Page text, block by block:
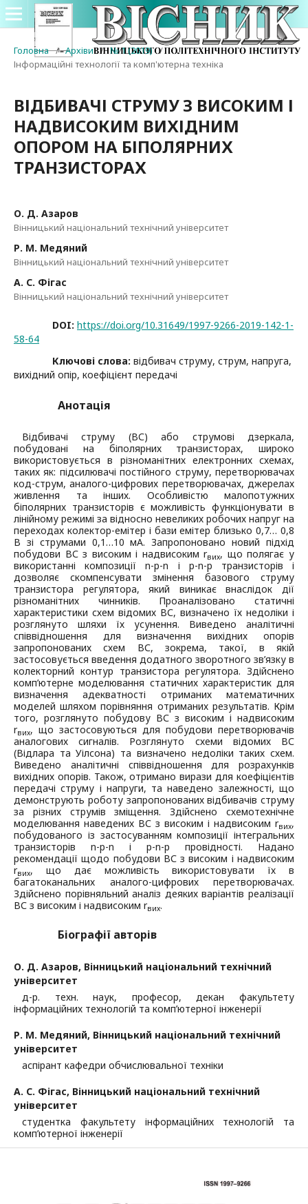
Головна / Архіви / № 1 (2019) /
Інформаційні технології та комп'ютерна техніка
ВІДБИВАЧІ СТРУМУ З ВИСОКИМ І
НАДВИСОКИМ ВИХІДНИМ
ОПОРОМ НА БІПОЛЯРНИХ
ТРАНЗИСТОРАХ
О. Д. Азаров
Вінницький національний технічний університет
Р. М. Медяний
Вінницький національний технічний університет
А. С. Фігас
Вінницький національний технічний університет
DOI: https://doi.org/10.31649/1997-9266-2019-142-1-
58-64
Ключові слова: відбивач струму, струм, напруга,
вихідний опір, коефіцієнт передачі
Анотація
Відбивачі струму (ВС) або струмові дзеркала,
побудовані на біполярних транзисторах, широко
використовується в різноманітних електронних схемах,
таких як: підсилювачі постійного струму, перетворювачах
код-струм, аналого-цифрових перетворювачах, джерелах
живлення та інших. Особливістю малопотужних
біполярних транзисторів є можливість функціонувати в
лінійному режимі за відносно невеликих робочих напруг на
переходах колектор-емітер і бази емітер близько 0,7… 0,8
В зі струмами 0,1…10 мА. Запропоновано новий підхід
побудови ВС з високим і надвисоким rвих, що полягає у
використанні композиції n-p-n і p-n-p транзисторів і
дозволяє скомпенсувати змінення базового струму
транзистора регулятора, який виникає внаслідок дії
різноманітних чинників. Проаналізовано статичні
характеристики схем відомих ВС, визначено їх недоліки і
розглянуто шляхи їх усунення. Виведено аналітичні
співвідношення для визначення вихідних опорів
запропонованих схем ВС, зокрема, такої, в якій
застосовується введення додатного зворотного зв’язку в
колекторний контур транзистора регулятора. Здійснено
комп’ютерне моделювання статичних характеристик для
визначення адекватності отриманих математичних
моделей шляхом порівняння отриманих результатів. Крім
того, розглянуто побудову ВС з високим і надвисоким
rвих, що застосовуються для побудови перетворювачів
аналогових сигналів. Розглянуто схеми відомих ВС
(Відлара та Уілсона) та визначено недоліки таких схем.
Виведено аналітичні співвідношення для розрахунків
вихідних опорів. Також, отримано вирази для коефіцієнтів
передачі струму і напруги, та наведено залежності, що
демонструють роботу запропонованих відбивачів струму
за різних струмів зміщення. Здійснено схемотехнічне
моделювання наведених ВС з високим і надвисоким rвих,
побудованого із застосуванням композиції інтегральних
транзисторів n-p-n і p-n-p провідності. Надано
рекомендації щодо побудови ВС з високим і надвисоким
rвих, що дає можливість використовувати їх в
багатоканальних аналого-цифрових перетворювачах.
Здійснено порівняльний аналіз деяких варіантів реалізації
ВС з високим і надвисоким rвих.
Біографії авторів
О. Д. Азаров, Вінницький національний технічний
університет
д-р. техн. наук, професор, декан факультету
інформаційних технологій та комп’ютерної інженерії
Р. М. Медяний, Вінницький національний технічний
університет
аспірант кафедри обчислювальної техніки
А. С. Фігас, Вінницький національний технічний
університет
студентка факультету інформаційних технологій та
комп’ютерної інженерії